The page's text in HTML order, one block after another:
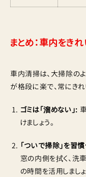
まとめ：車内をき
車内清掃は、大掃除のよ
が格段に楽で、常にき
ゴミは「溜めない」:
けましょう。
「ついで掃除」を習
窓の内側を拭く、洗
の時間を活用しましょ